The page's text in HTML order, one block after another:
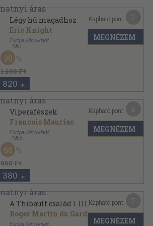
Légy hű magadhoz
Eric Knight
Európa Könyvkiadó
1961
Vászon
Milliók könyve sorozat
1.180 Ft
30
820 ,-Ft
Kapható pont:
MEGNÉZEM
Viperafészek
Francois Mauriac
Európa Könyvkiadó
1965
Vászon
Milliók könyve sorozat
960 Ft
60
380 ,-Ft
Kapható pont:
MEGNÉZEM
A Thibault család I-III.
Roger Martin du Gard
Európa Könyvkiadó
Kapható pont:
MEGNÉZEM